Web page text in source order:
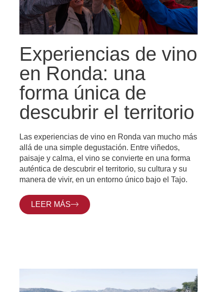
Experiencias de vino
en Ronda: una
forma única de
descubrir el territorio
Las experiencias de vino en Ronda van mucho más
allá de una simple degustación. Entre viñedos,
paisaje y calma, el vino se convierte en una forma
auténtica de descubrir el territorio, su cultura y su
manera de vivir, en un entorno único bajo el Tajo.
LEER MÁS